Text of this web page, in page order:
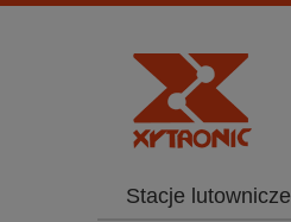
Stacje lutownicze